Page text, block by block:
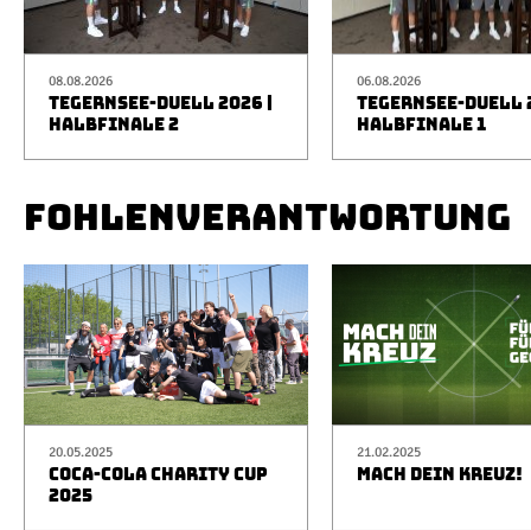
08.08.2026
TEGERNSEE-DUELL 2026 |
HALBFINALE 2
06.08.2026
TEGERNSEE-DUELL
HALBFINALE 1
FOHLENVERANTWORTUNG
20.05.2025
COCA-COLA CHARITY CUP
2025
21.02.2025
MACH DEIN KREUZ!